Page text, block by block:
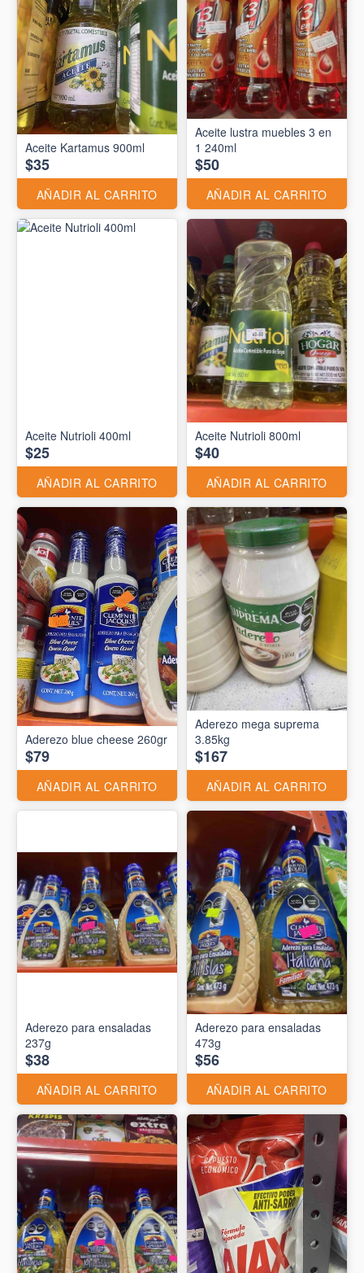
Aceite Kartamus 900ml
$35
AÑADIR AL CARRITO
Aceite lustra muebles 3 en
1 240ml
$50
AÑADIR AL CARRITO
Aceite Nutrioli 400ml
$25
AÑADIR AL CARRITO
Aceite Nutrioli 800ml
$40
AÑADIR AL CARRITO
Aderezo blue cheese 260gr
$79
AÑADIR AL CARRITO
Aderezo mega suprema
3.85kg
$167
AÑADIR AL CARRITO
Aderezo para ensaladas
237g
$38
AÑADIR AL CARRITO
Aderezo para ensaladas
473g
$56
AÑADIR AL CARRITO